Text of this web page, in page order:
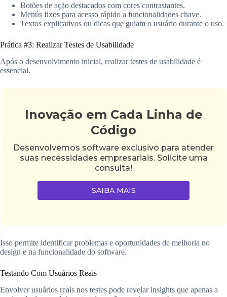
Botões de ação destacados com cores contrastantes.
Menús fixos para acesso rápido a funcionalidades chave.
Textos explicativos ou dicas que guiam o usuário durante o uso.
Prática #3: Realizar Testes de Usabilidade
Após o desenvolvimento inicial, realizar testes de usabilidade é
essencial.
Inovação em Cada Linha de
Código
Desenvolvemos software exclusivo para atender
suas necessidades empresariais. Solicite uma
consulta!
SAIBA MAIS
Isso permite identificar problemas e oportunidades de melhoria no
design e na funcionalidade do software.
Testando Com Usuários Reais
Envolver usuários reais nos testes pode revelar insights que apenas a